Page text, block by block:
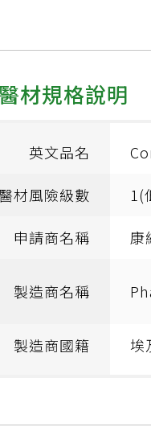
醫材規格說明
英文品名
醫材風險級數 1(
申請商名稱 康
製造商名稱
製造商國籍 埃